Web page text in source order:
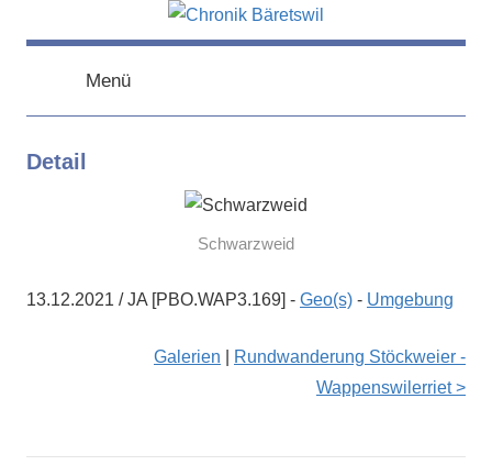
Inhalt chronik-
baeretswil.ch
baeretswil.ch
Menü
Detail
Schwarzweid
13.12.2021 / JA [PBO.WAP3.169] - Geo(s) - Umgebung
Galerien
Rundwanderung Stöckweier -
Wappenswilerriet >